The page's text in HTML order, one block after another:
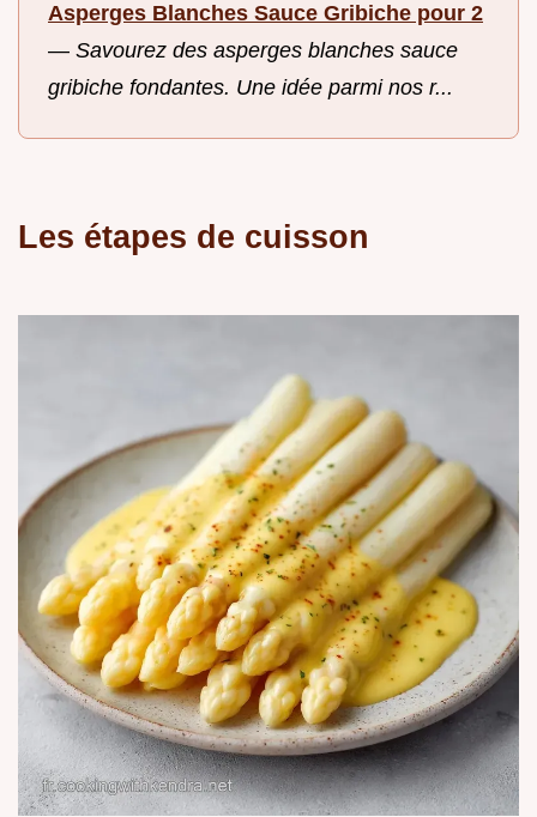
Asperges Blanches Sauce Gribiche pour 2
— Savourez des asperges blanches sauce
gribiche fondantes. Une idée parmi nos r...
Les étapes de cuisson